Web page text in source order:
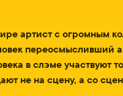
артист с огромным
переосмысливший
в слэме участвуют
не на сцену, а со